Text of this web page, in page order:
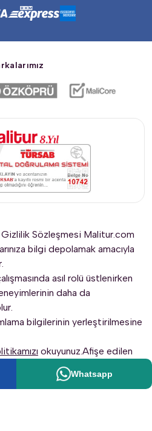
Gizlilik Sözleşmesi Malitur.com
bilgi depolamak amacıyla
asıl rolü üstlenirken
daha da
bilgilerinin yerleştirilmesine
okuyunuz.Afişe edilen
olması durumunda geçerli
göre fiyatlar değişkenlik
Whatsapp